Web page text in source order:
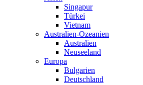
Singapur
Türkei
Vietnam
Australien-Ozeanien
Australien
Neuseeland
Europa
Bulgarien
Deutschland